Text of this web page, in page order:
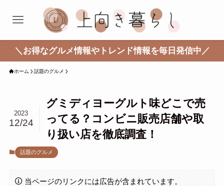
＼お得なグルメ情報やトレンド情報を毎日発信中／
ホーム 話題のグルメ
グミディヨーグルト味どこで売
ってる？コンビニ販売店舗や取
り扱い店を徹底調査！
2023
12/24
話題のグルメ
当ページのリンクには広告が含まれています。